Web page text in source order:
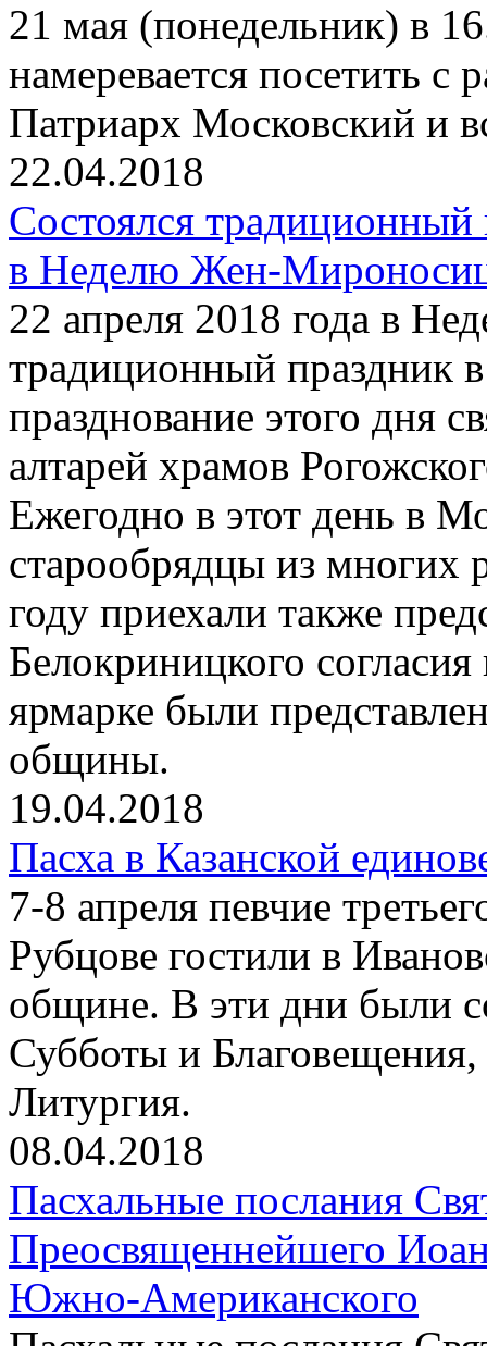
21 мая (понедельник) в
намеревается посетить
Патриарх Московский и
22.04.2018
Состоялся традиционный
в Неделю Жен-
22 апреля 2018 года в
традиционный праздник
празднование этого дня
алтарей храмов
Ежегодно в этот день в
старообрядцы из
году приехали также
Белокриницкого
ярмарке были
общины.
19.04.2018
Пасха в Казанской
7-8 апреля певчие
Рубцове гостили в
общине. В эти дни были
Субботы и Благовещения,
Литургия.
08.04.2018
Пасхальные послания
Преосвященнейшего
Южно-Американского